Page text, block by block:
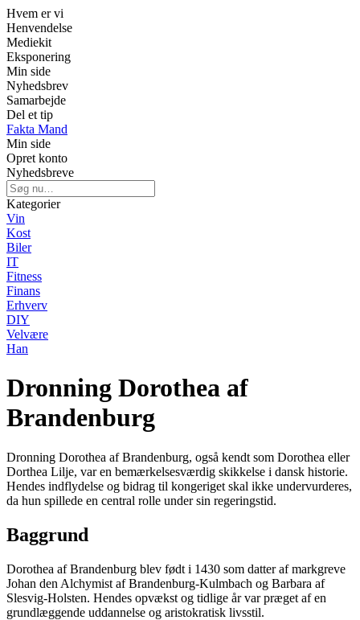
Hvem er vi
Henvendelse
Mediekit
Eksponering
Min side
Nyhedsbrev
Samarbejde
Del et tip
Fakta Mand
Min side
Opret konto
Nyhedsbreve
Kategorier
Vin
Kost
Biler
IT
Fitness
Finans
Erhverv
DIY
Velvære
Han
Dronning Dorothea af
Brandenburg
Dronning Dorothea af Brandenburg, også kendt som Dorothea eller
Dorthea Lilje, var en bemærkelsesværdig skikkelse i dansk historie.
Hendes indflydelse og bidrag til kongeriget skal ikke undervurderes,
da hun spillede en central rolle under sin regeringstid.
Baggrund
Dorothea af Brandenburg blev født i 1430 som datter af markgreve
Johan den Alchymist af Brandenburg-Kulmbach og Barbara af
Slesvig-Holsten. Hendes opvækst og tidlige år var præget af en
grundlæggende uddannelse og aristokratisk livsstil.